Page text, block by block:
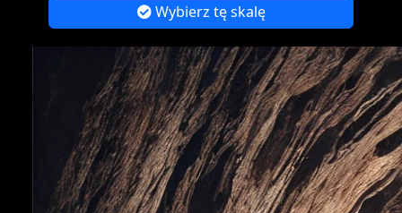
Wybierz tę skalę